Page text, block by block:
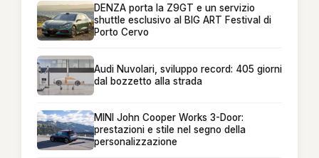
DENZA porta la Z9GT e un servizio
shuttle esclusivo al BIG ART Festival di
Porto Cervo
Audi Nuvolari, sviluppo record: 405 giorni
dal bozzetto alla strada
MINI John Cooper Works 3-Door:
prestazioni e stile nel segno della
personalizzazione